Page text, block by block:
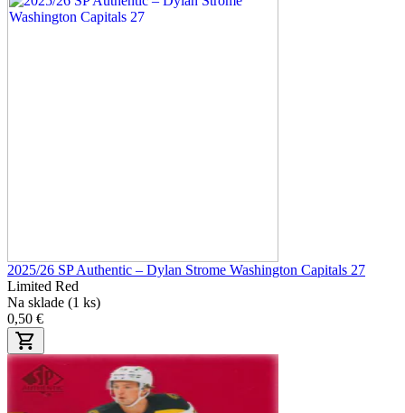
2025/26 SP Authentic – Dylan Strome Washington Capitals 27
Limited Red
Na sklade (1 ks)
0,50 €